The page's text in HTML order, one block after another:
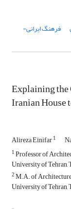
فرهنگ ایرانی-
Explaining
Iranian
Alireza Einifar1
1Professor of
University of Tehran,
2M.A. of
University of Tehran,